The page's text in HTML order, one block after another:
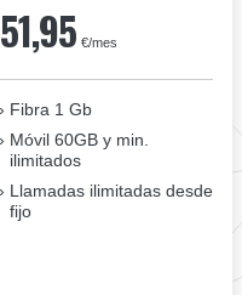
51,95 €/mes
Fibra 1 Gb
Móvil 60GB y min.
ilimitados
Llamadas ilimitadas desde
fijo